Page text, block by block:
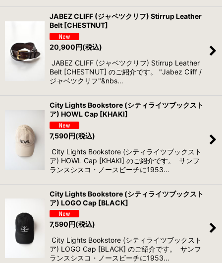
JABEZ CLIFF (ジャベツクリフ) Stirrup Leather
Belt [CHESTNUT]
20,900円(税込)
JABEZ CLIFF (ジャベツクリフ) Stirrup Leather
Belt [CHESTNUT] のご紹介です。 "Jabez Cliff /
ジャベツクリフ"&nbs…
City Lights Bookstore (シティライツブックスト
ア) HOWL Cap [KHAKI]
7,590円(税込)
City Lights Bookstore (シティライツブックスト
ア) HOWL Cap [KHAKI] のご紹介です。 サンフ
ランスシスコ・ノースビーチに1953…
City Lights Bookstore (シティライツブックスト
ア) LOGO Cap [BLACK]
7,590円(税込)
City Lights Bookstore (シティライツブックスト
ア) LOGO Cap [BLACK] のご紹介です。 サンフ
ランスシスコ・ノースビーチに1953…